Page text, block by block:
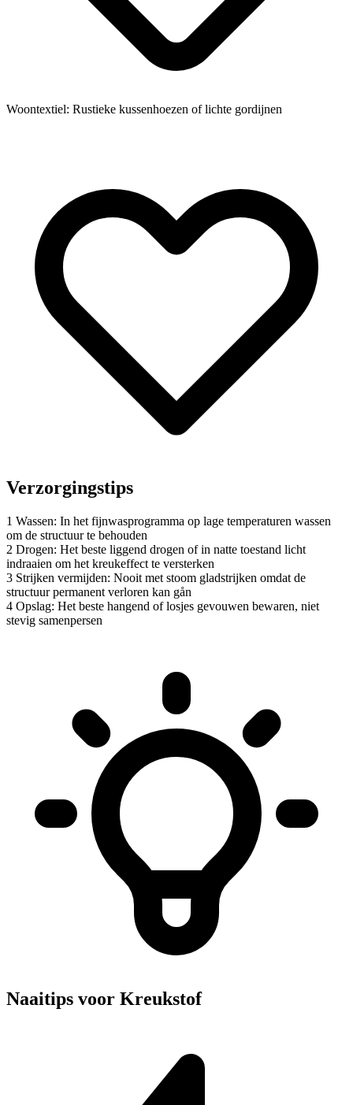
Woontextiel: Rustieke kussenhoezen of lichte gordijnen
Verzorgingstips
1 Wassen: In het fijnwasprogramma op lage temperaturen wassen
om de structuur te behouden
2 Drogen: Het beste liggend drogen of in natte toestand licht
indraaien om het kreukeffect te versterken
3 Strijken vermijden: Nooit met stoom gladstrijken omdat de
structuur permanent verloren kan gån
4 Opslag: Het beste hangend of losjes gevouwen bewaren, niet
stevig samenpersen
Naaitips voor Kreukstof